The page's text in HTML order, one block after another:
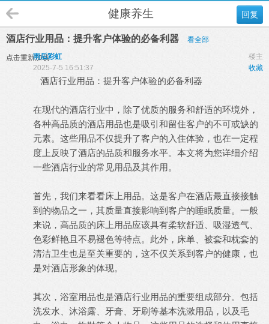
回复
健康养生
酒店行业用品：提升客户体验的必备利器 看全部
点击重新加载 楼主
雨后彩虹
收藏
2025-7-5 16:51:37
酒店行业用品：提升客户体验的必备利器
在现代的酒店行业中，除了优质的服务和舒适的环境外，
各种高品质的酒店用品也是吸引和留住客户的不可或缺的
元素。这些用品不仅提升了客户的入住体验，也在一定程
度上反映了酒店的品质和服务水平。本文将为您详细介绍
一些酒店行业的常见用品及其作用。
首先，我们来看看床上用品。这是客户在酒店最直接接触
到的物品之一，其质量直接影响到客户的睡眠质量。一般
来说，高品质的床上用品应该具有柔软舒适、吸湿透气、
色彩鲜艳且不易褪色等特点。此外，床单、被套和枕套的
清洁卫生也是至关重要的，这不仅关系到客户的健康，也
是对酒店形象的体现。
其次，浴室用品也是酒店行业用品的重要组成部分。包括
洗发水、沐浴露、牙膏、牙刷等基本洗漱用品，以及毛